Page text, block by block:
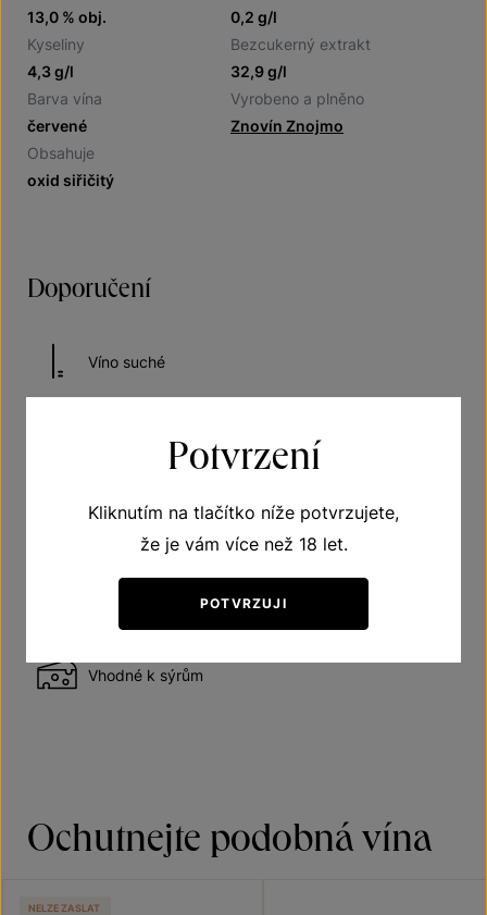
13,0 % obj.
0,2 g/l
Kyseliny
4,3 g/l
Bezcukerný extrakt
32,9 g/l
Barva vína
červené
Vyrobeno a plněno
Znovín Znojmo
Obsahuje
oxid siřičitý
Doporučení
Víno suché
Doporučená teplota vína při podávání 16–18 °C
Vhodné k hovězímu
Vhodné ke zvěřině
Vhodné k sýrům
Ochutnejte podobná vína
NELZE ZASLAT
Potvrzení
Kliknutím na tlačítko níže potvrzujete,
že je vám více než 18 let.
POTVRZUJI